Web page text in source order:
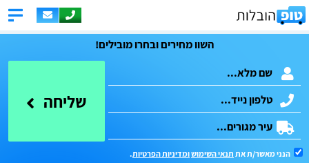
השוו מחירים ובחרו מובילים!
שליחה
הנני מאשר/ת את תנאי השימושומדיניות הפרטיות.